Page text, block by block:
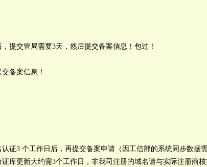
提交管局需要3天，然后提交备案信息！包过！
备案信息！
证3 个工作日后，再提交备案申请（因工信部的系统同步数据
库更新大约需3个工作日，非我司注册的域名请与实际注册商核